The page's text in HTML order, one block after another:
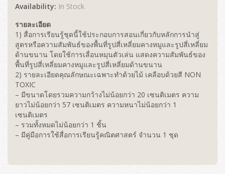
Availability: In Stock
รายละเอียด
1) สื่อการเรียนรู้ชุดนี้ใช้ประกอบการสอนเกี่ยวกับหลักการนำสู่
สูตรหรือความสัมพันธ์ของพื้นที่รูปสี่เหลี่ยมคางหมูและรูปสี่เหลี่ยม
ด้านขนาน โดยใช้การเลื่อนหมุนตัวเล่น แสดงความสัมพันธ์ของ
พื้นที่รูปสี่เหลี่ยมคางหมูและรูปสี่เหลี่ยมด้านขนาน
2) รายละเอียดคุณลักษณะเฉพาะทำด้วยไม้ เคลือบด้วยสี NON
TOXIC
– มีขนาดโดยรวมความกว้างไม่น้อยกว่า 20 เซนติเมตร ความ
ยาวไม่น้อยกว่า 57 เซนติเมตร ความหนาไม่น้อยกว่า 1
เซนติเมตร
– รวมทั้งหมดไม่น้อยกว่า 1 ชิ้น
– มีคู่มือการใช้สื่อการเรียนรู้คณิตศาสตร์ จำนวน 1 ชุด